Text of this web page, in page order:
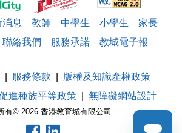
息 教師 中學生 小學生
家長
聯絡我們 服務承諾 教城電子報
有© 2026 香港教育城有限公司
服務條款
版權及知識產權政策
進種族平等政策 無障礙網站設計